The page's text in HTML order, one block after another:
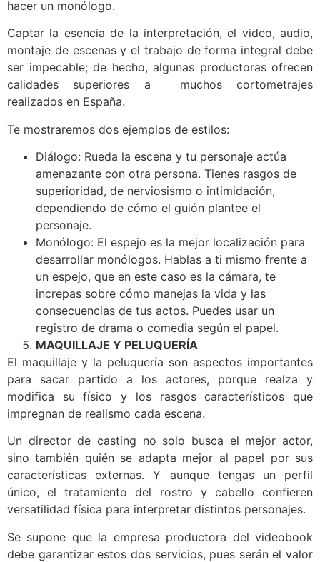
hacer un monólogo.
Captar la esencia de la interpretación, el video, audio,
montaje de escenas y el trabajo de forma integral debe
ser impecable; de hecho, algunas productoras ofrecen
calidades superiores a muchos cortometrajes
realizados en España.
Te mostraremos dos ejemplos de estilos:
Diálogo: Rueda la escena y tu personaje actúa
amenazante con otra persona. Tienes rasgos de
superioridad, de nerviosismo o intimidación,
dependiendo de cómo el guión plantee el
personaje.
Monólogo: El espejo es la mejor localización para
desarrollar monólogos. Hablas a ti mismo frente a
un espejo, que en este caso es la cámara, te
increpas sobre cómo manejas la vida y las
consecuencias de tus actos. Puedes usar un
registro de drama o comedia según el papel.
MAQUILLAJE Y PELUQUERÍA
El maquillaje y la peluquería son aspectos importantes
para sacar partido a los actores, porque realza y
modifica su físico y los rasgos característicos que
impregnan de realismo cada escena.
Un director de casting no solo busca el mejor actor,
sino también quién se adapta mejor al papel por sus
características externas. Y aunque tengas un perfil
único, el tratamiento del rostro y cabello confieren
versatilidad física para interpretar distintos personajes.
Se supone que la empresa productora del videobook
debe garantizar estos dos servicios, pues serán el valor